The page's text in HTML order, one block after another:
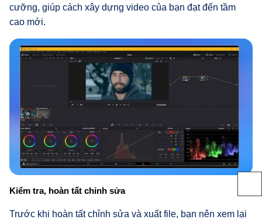
cưỡng, giúp cách xây dựng video của bạn đạt đến tầm
cao mới.
Kiểm tra, hoàn tất chỉnh sửa
Trước khi hoàn tất chỉnh sửa và xuất file, bạn nên xem lại